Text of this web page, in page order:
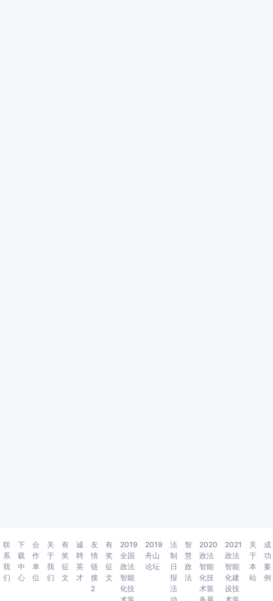
联
系
我
们
下
载
中
心
合
作
单
位
关
于
我
们
有
奖
征
文
诚
聘
英
才
友
情
链
接
2
有
奖
征
文
2019
全国
政法
智能
化技
2019
舟山
论坛
法
制
日
报
活
智
慧
政
法
2020
政法
智能
化技
术装
2021
政法
智能
化建
设技
关
于
本
站
成
功
案
例